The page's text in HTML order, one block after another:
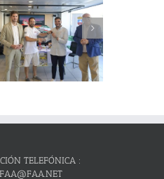
TELEFÓNICA :